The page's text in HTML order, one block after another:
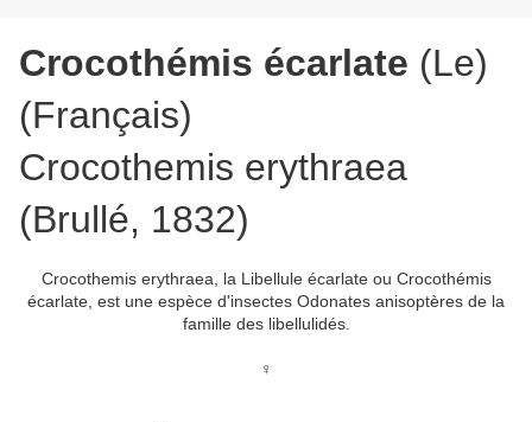
Crocothémis écarlate (Le)
(Français)
Crocothemis erythraea
(Brullé, 1832)
Crocothemis erythraea, la Libellule écarlate ou Crocothémis
écarlate, est une espèce d'insectes Odonates anisoptères de la
famille des libellulidés.
♀